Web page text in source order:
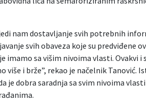
nam dostavljanje svih potrebnih
svih obaveza koje su predviđene
imamo sa višim nivoima vlasti. Ovakvi
više i brže”, rekao je načelnik Tanović.
je dobra saradnja sa svim nivoima